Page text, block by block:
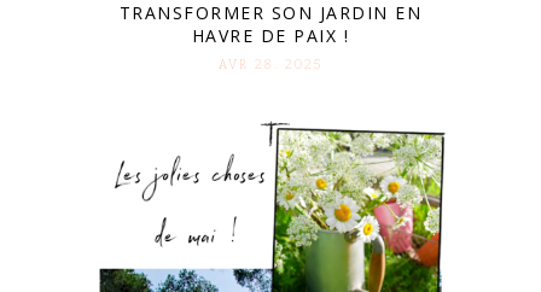
TRANSFORMER SON JARDIN EN
HAVRE DE PAIX !
AVR 28. 2025